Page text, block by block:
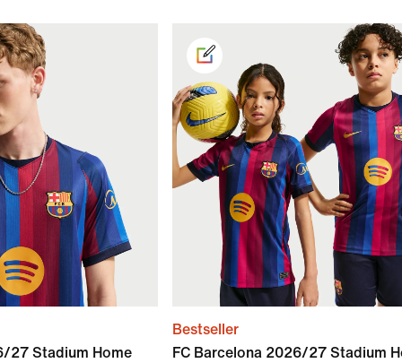
27 Stadium Home
Bestseller
FC Barcelona 2026/27 Stadium